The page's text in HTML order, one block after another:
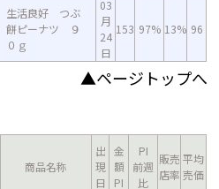
生活良好 つぶ
餅ピーナツ ９
０ｇ
03
月
24
日
153 97% 13% 96
▲ページトップへ
商品名称
出
現
日
金
額
PI
PI
前週
比
販売
店率
平均
売価